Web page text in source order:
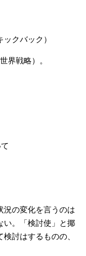
クバック）
界戦略）。
況の変化を言うのは
い。「検討使」と揶
討はするものの、